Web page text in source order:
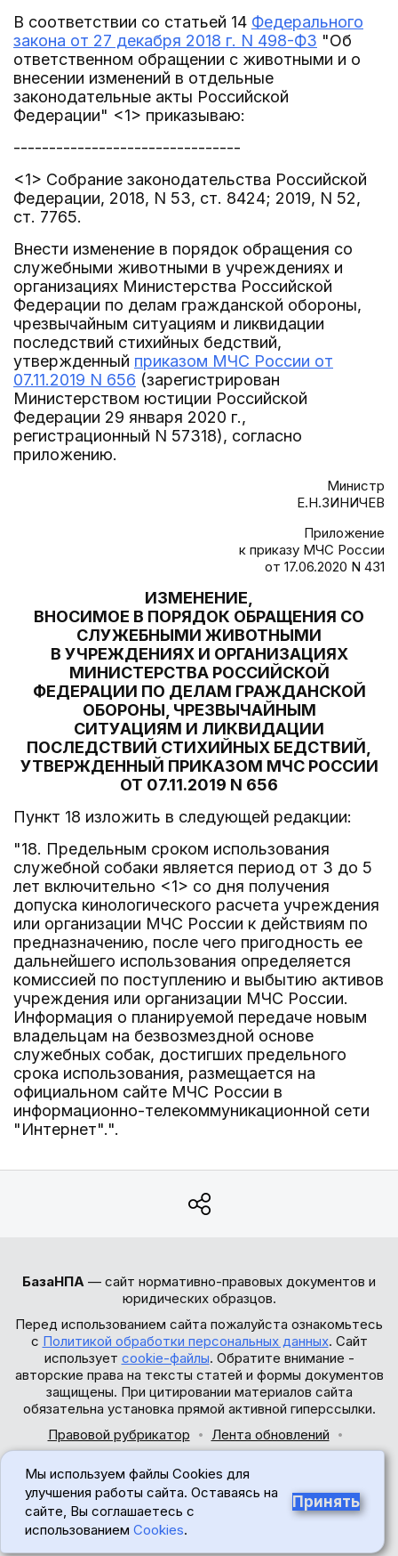
В соответствии со статьей 14 Федерального
закона от 27 декабря 2018 г. N 498-ФЗ "Об
ответственном обращении с животными и о
внесении изменений в отдельные
законодательные акты Российской
Федерации" <1> приказываю:
--------------------------------
<1> Собрание законодательства Российской
Федерации, 2018, N 53, ст. 8424; 2019, N 52,
ст. 7765.
Внести изменение в порядок обращения со
служебными животными в учреждениях и
организациях Министерства Российской
Федерации по делам гражданской обороны,
чрезвычайным ситуациям и ликвидации
последствий стихийных бедствий,
утвержденный приказом МЧС России от
07.11.2019 N 656 (зарегистрирован
Министерством юстиции Российской
Федерации 29 января 2020 г.,
регистрационный N 57318), согласно
приложению.
Министр
Е.Н.ЗИНИЧЕВ
Приложение
к приказу МЧС России
от 17.06.2020 N 431
ИЗМЕНЕНИЕ,
ВНОСИМОЕ В ПОРЯДОК ОБРАЩЕНИЯ СО
СЛУЖЕБНЫМИ ЖИВОТНЫМИ
В УЧРЕЖДЕНИЯХ И ОРГАНИЗАЦИЯХ
МИНИСТЕРСТВА РОССИЙСКОЙ
ФЕДЕРАЦИИ ПО ДЕЛАМ ГРАЖДАНСКОЙ
ОБОРОНЫ, ЧРЕЗВЫЧАЙНЫМ
СИТУАЦИЯМ И ЛИКВИДАЦИИ
ПОСЛЕДСТВИЙ СТИХИЙНЫХ БЕДСТВИЙ,
УТВЕРЖДЕННЫЙ ПРИКАЗОМ МЧС РОССИИ
ОТ 07.11.2019 N 656
Пункт 18 изложить в следующей редакции:
"18. Предельным сроком использования
служебной собаки является период от 3 до 5
лет включительно <1> со дня получения
допуска кинологического расчета учреждения
или организации МЧС России к действиям по
предназначению, после чего пригодность ее
дальнейшего использования определяется
комиссией по поступлению и выбытию активов
учреждения или организации МЧС России.
Информация о планируемой передаче новым
владельцам на безвозмездной основе
служебных собак, достигших предельного
срока использования, размещается на
официальном сайте МЧС России в
информационно-телекоммуникационной сети
"Интернет".".
БазаНПА — сайт нормативно-правовых документов и
юридических образцов.
Перед использованием сайта пожалуйста ознакомьтесь
с Политикой обработки персональных данных. Сайт
использует cookie-файлы. Обратите внимание -
авторские права на тексты статей и формы документов
защищены. При цитировании материалов сайта
обязательна установка прямой активной гиперссылки.
Правовой рубрикатор
Лента обновлений
© 2017-2026
18+
Мы используем файлы Cookies для
улучшения работы сайта. Оставаясь на
сайте, Вы соглашаетесь с
использованием Cookies.
Принять